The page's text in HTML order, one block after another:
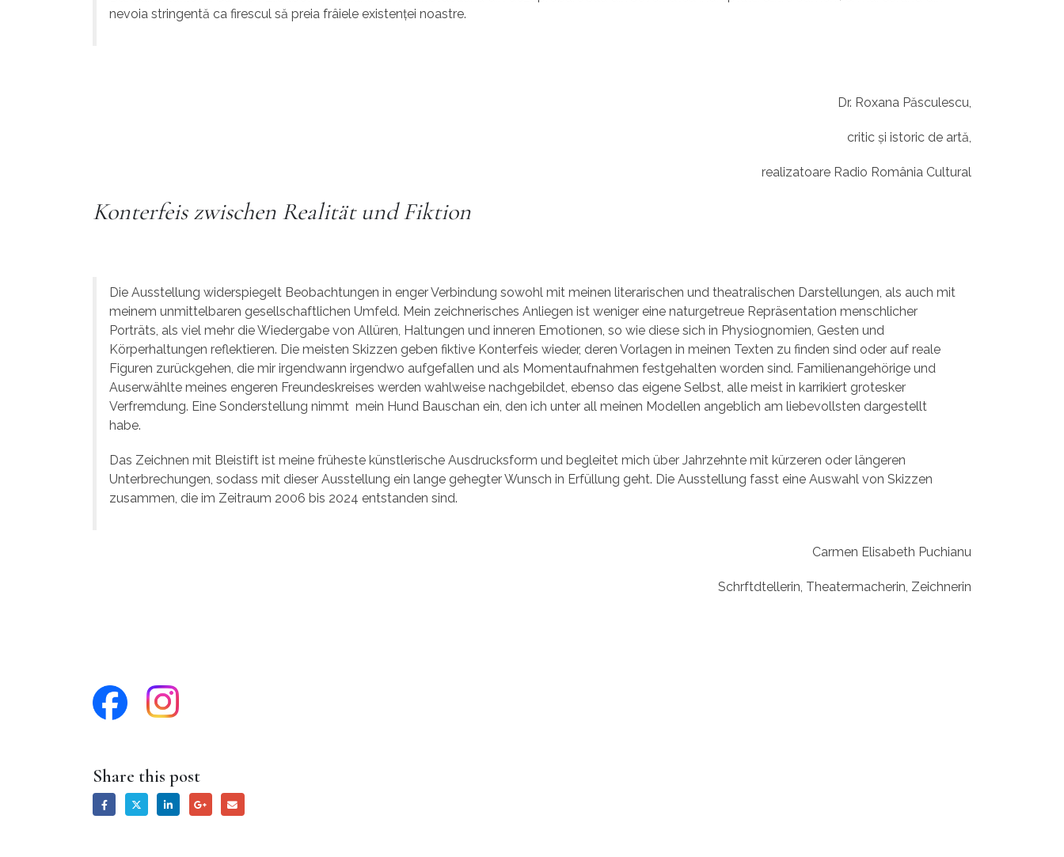
nevoia stringentă ca firescul să preia frâiele existenţei noastre.
Dr. Roxana Păsculescu,
critic și istoric de artă,
realizatoare Radio România Cultural
Konterfeis zwischen Realität und Fiktion
Die Ausstellung widerspiegelt Beobachtungen in enger Verbindung sowohl mit meinen literarischen und theatralischen Darstellungen, als auch mit
meinem unmittelbaren gesellschaftlichen Umfeld. Mein zeichnerisches Anliegen ist weniger eine naturgetreue Repräsentation menschlicher
Porträts, als viel mehr die Wiedergabe von Allüren, Haltungen und inneren Emotionen, so wie diese sich in Physiognomien, Gesten und
Körperhaltungen reflektieren. Die meisten Skizzen geben fiktive Konterfeis wieder, deren Vorlagen in meinen Texten zu finden sind oder auf reale
Figuren zurückgehen, die mir irgendwann irgendwo aufgefallen und als Momentaufnahmen festgehalten worden sind. Familienangehörige und
Auserwählte meines engeren Freundeskreises werden wahlweise nachgebildet, ebenso das eigene Selbst, alle meist in karrikiert grotesker
Verfremdung. Eine Sonderstellung nimmt mein Hund Bauschan ein, den ich unter all meinen Modellen angeblich am liebevollsten dargestellt
habe.
Das Zeichnen mit Bleistift ist meine früheste künstlerische Ausdrucksform und begleitet mich über Jahrzehnte mit kürzeren oder längeren
Unterbrechungen, sodass mit dieser Ausstellung ein lange gehegter Wunsch in Erfüllung geht. Die Ausstellung fasst eine Auswahl von Skizzen
zusammen, die im Zeitraum 2006 bis 2024 entstanden sind.
Carmen Elisabeth Puchianu
Schrftdtellerin, Theatermacherin, Zeichnerin
Share this post